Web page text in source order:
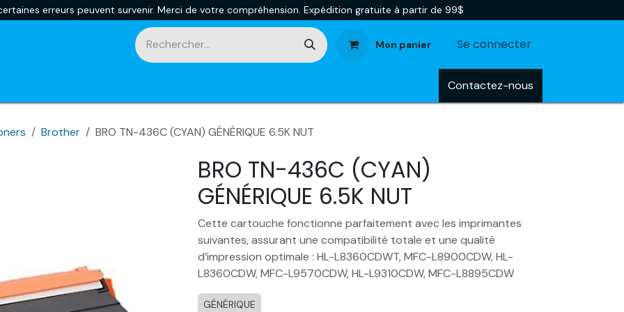
erreurs peuvent survenir. Merci de votre compréhension. Expédition gratuite à partir de 99$
Mon panier Se connecter
Contactez-nous
Brother BRO TN-436C (CYAN) GÉNÉRIQUE 6.5K NUT
BRO TN-436C (CYAN)
GÉNÉRIQUE 6.5K NUT
Cette cartouche fonctionne parfaitement avec les imprimantes
suivantes, assurant une compatibilité totale et une qualité
d’impression optimale : HL-L8360CDWT, MFC-L8900CDW, HL-
L8360CDW, MFC-L9570CDW, HL-L9310CDW, MFC-L8895CDW
GÉNÉRIQUE